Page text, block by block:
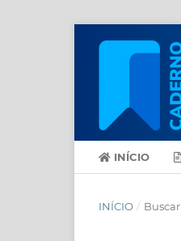
INÍCIO
INÍCIO / Buscar